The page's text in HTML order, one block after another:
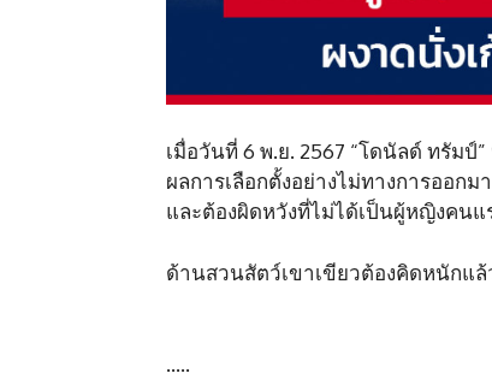
เมื่อวันที่ 6 พ.ย. 2567 “โดนัลด์ ทรัม
ผลการเลือกตั้งอย่างไม่ทางการออก
และต้องผิดหวังที่ไม่ได้เป็นผู้หญิงคน
ด้านสวนสัตว์เขาเขียวต้องคิดหนักแล้
…..